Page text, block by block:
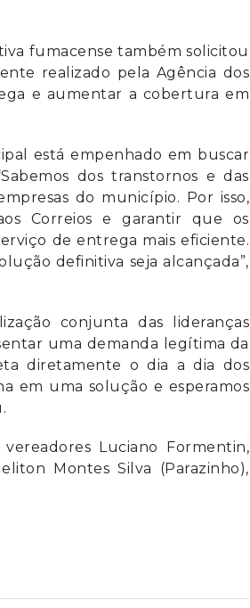
fumacense também solicitou
realizado pela Agência dos
e aumentar a cobertura em
está empenhado em buscar
dos transtornos e das
do município. Por isso,
Correios e garantir que os
de entrega mais eficiente.
definitiva seja alcançada”,
conjunta das lideranças
uma demanda legítima da
diretamente o dia a dia dos
em uma solução e esperamos
Luciano Formentin,
Montes Silva (Parazinho),